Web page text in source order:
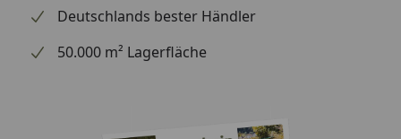
Deutschlands bester Händler
50.000 m² Lagerfläche